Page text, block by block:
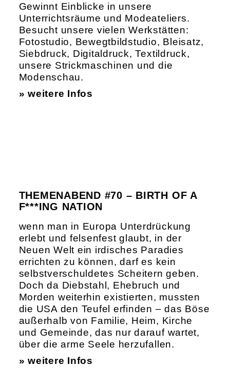
Gewinnt Einblicke in unsere
Unterrichtsräume und Modeateliers.
Besucht unsere vielen Werkstätten:
Fotostudio, Bewegtbildstudio, Bleisatz,
Siebdruck, Digitaldruck, Textildruck,
unsere Strickmaschinen und die
Modenschau.
» weitere Infos
THEMENABEND #70 – BIRTH OF A
F***ING NATION
wenn man in Europa Unterdrückung
erlebt und felsenfest glaubt, in der
Neuen Welt ein irdisches Paradies
errichten zu können, darf es kein
selbstverschuldetes Scheitern geben.
Doch da Diebstahl, Ehebruch und
Morden weiterhin existierten, mussten
die USA den Teufel erfinden – das Böse
außerhalb von Familie, Heim, Kirche
und Gemeinde, das nur darauf wartet,
über die arme Seele herzufallen.
» weitere Infos